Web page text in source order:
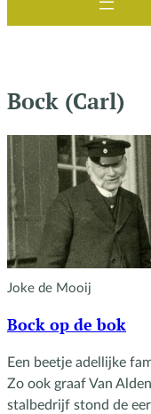
Bock (Carl)
Joke de Mooij
Bock op de bok
Een beetje adellijke
Zo ook graaf Van
stalbedrijf stond de